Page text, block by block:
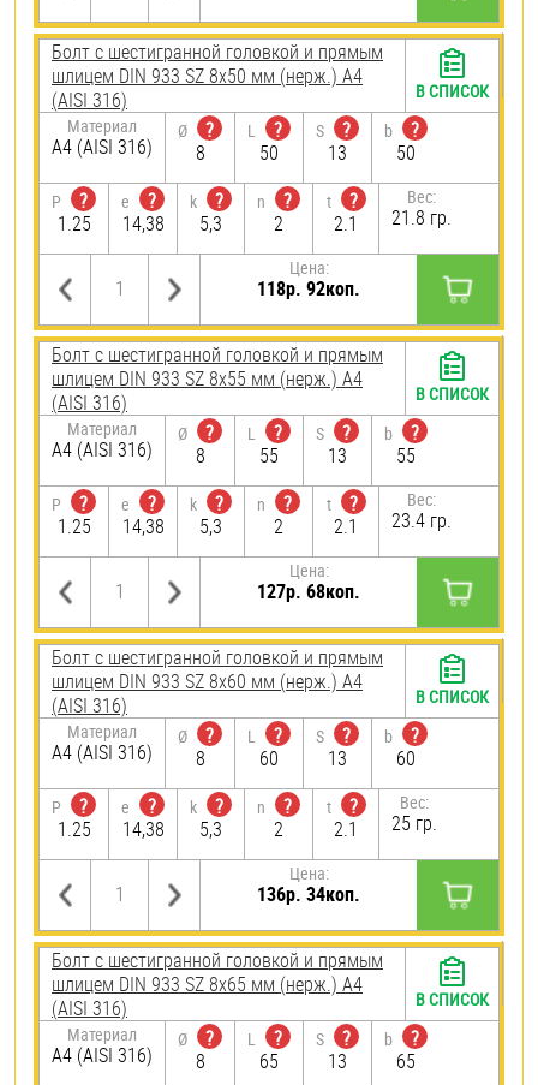
Болт с шестигранной головкой и прямым
шлицем DIN 933 SZ 8х50 мм (нерж.) A4
(AISI 316)
Материал
A4 (AISI 316)
Ø
?
8
L
?
50
S
?
13
b
?
50
P
?
1.25
e
?
14,38
k
?
5,3
n
?
2
t
?
2.1
Вес:
21.8 гр.
Цена:
118р. 92коп.
В СПИСОК
Болт с шестигранной головкой и прямым
шлицем DIN 933 SZ 8х55 мм (нерж.) A4
(AISI 316)
Материал
A4 (AISI 316)
Ø
?
8
L
?
55
S
?
13
b
?
55
P
?
1.25
e
?
14,38
k
?
5,3
n
?
2
t
?
2.1
Вес:
23.4 гр.
Цена:
127р. 68коп.
В СПИСОК
Болт с шестигранной головкой и прямым
шлицем DIN 933 SZ 8х60 мм (нерж.) A4
(AISI 316)
Материал
A4 (AISI 316)
Ø
?
8
L
?
60
S
?
13
b
?
60
P
?
1.25
e
?
14,38
k
?
5,3
n
?
2
t
?
2.1
Вес:
25 гр.
Цена:
136р. 34коп.
В СПИСОК
Болт с шестигранной головкой и прямым
шлицем DIN 933 SZ 8х65 мм (нерж.) A4
(AISI 316)
Материал
A4 (AISI 316)
Ø
?
8
L
?
65
S
?
13
b
?
65
В СПИСОК